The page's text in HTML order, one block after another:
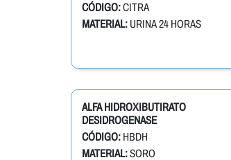
CÓDIGO:CITRA
MATERIAL: URINA 24 HORAS
ALFA HIDROXIBUTIRATO
DESIDROGENASE
CÓDIGO: HBDH
MATERIAL:SORO